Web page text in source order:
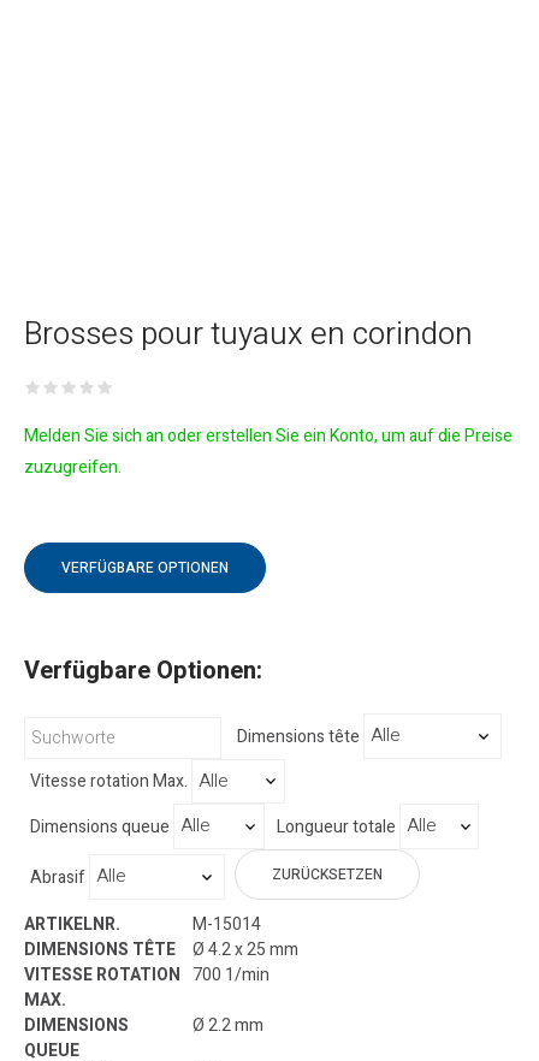
Brosses pour tuyaux en corindon
Melden Sie sich an oder erstellen Sie ein Konto, um auf die Preise
zuzugreifen.
VERFÜGBARE OPTIONEN
Verfügbare Optionen:
Dimensions tête
Vitesse rotation Max.
Dimensions queue
Longueur totale
Abrasif
ZURÜCKSETZEN
M-15014
Ø 4.2 x 25 mm
700 1/min
Ø 2.2 mm